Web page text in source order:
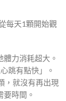
每天1顆開始觀
力消耗超大。
跳有點快」。
，就沒有再出現
時間。